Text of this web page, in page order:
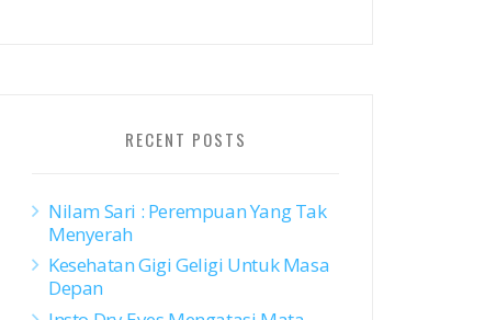
RECENT POSTS
Nilam Sari : Perempuan Yang Tak
Menyerah
Kesehatan Gigi Geligi Untuk Masa
Depan